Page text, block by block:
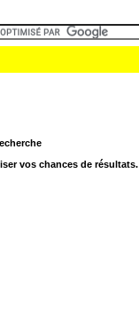
vos chances de résultats.